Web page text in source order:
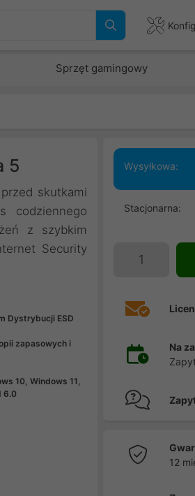
Sprzęt gamingowy
5
skutkami
codziennego
z szybkim
Security
Dystrybucji ESD
zapasowych i
10, Windows 11,
6.0
Wysyłkowa:
Stacjonarna:
Na
12